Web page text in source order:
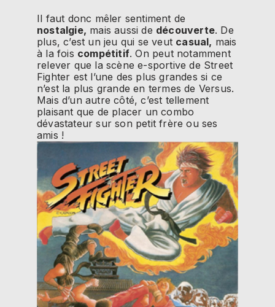
Il faut donc mêler sentiment de
nostalgie, mais aussi de découverte. De
plus, c’est un jeu qui se veut casual, mais
à la fois compétitif. On peut notamment
relever que la scène e-sportive de Street
Fighter est l’une des plus grandes si ce
n’est la plus grande en termes de Versus.
Mais d’un autre côté, c’est tellement
plaisant que de placer un combo
dévastateur sur son petit frère ou ses
amis !